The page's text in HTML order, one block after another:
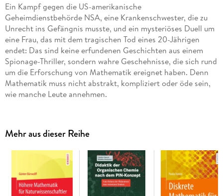
Ein Kampf gegen die US-amerikanische
Geheimdienstbehörde NSA, eine Krankenschwester, die zu
Unrecht ins Gefängnis musste, und ein mysteriöses Duell um
eine Frau, das mit dem tragischen Tod eines 20-Jährigen
endet: Das sind keine erfundenen Geschichten aus einem
Spionage-Thriller, sondern wahre Geschehnisse, die sich rund
um die Erforschung von Mathematik ereignet haben. Denn
Mathematik muss nicht abstrakt, kompliziert oder öde sein,
wie manche Leute annehmen.
Begeben Sie sich mit Manon Bischoff auf eine Reise durch
die verschiedenen mathematischen Landschaften und lernen
Sie, wie man eine Praline auf magische Weise verdoppelt; was
die langweiligste Zahl der Welt ist oder warum Katzen einen
Sturz aus jeder Höhe überleben können.
Mehr aus dieser Reihe